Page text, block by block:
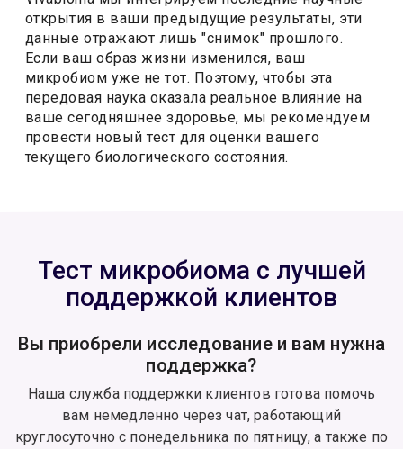
открытия в ваши предыдущие результаты, эти
данные отражают лишь "снимок" прошлого.
Если ваш образ жизни изменился, ваш
микробиом уже не тот. Поэтому, чтобы эта
передовая наука оказала реальное влияние на
ваше сегодняшнее здоровье, мы рекомендуем
провести новый тест для оценки вашего
текущего биологического состояния.
Тест микробиома с лучшей
поддержкой клиентов
Вы приобрели исследование и вам нужна
поддержка?
Наша служба поддержки клиентов готова помочь
вам немедленно через чат, работающий
круглосуточно с понедельника по пятницу, а также по